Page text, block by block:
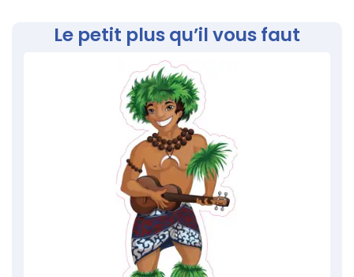
Le petit plus qu’il vous faut